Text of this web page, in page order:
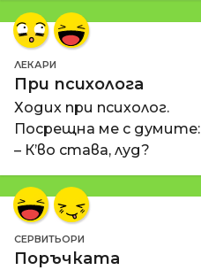
ЛЕКАРИ
При психолога
Ходих при психолог.
Посрещна ме с думите:
– К’во става, луд?
СЕРВИТЬОРИ
Поръчката